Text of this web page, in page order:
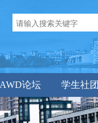
论坛 学生社团